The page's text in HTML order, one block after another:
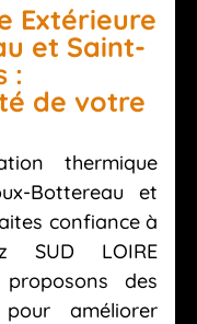
Extérieure
et Saint-
:
de votre
thermique
Bottereau et
confiance à
SUD LOIRE
proposons des
améliorer